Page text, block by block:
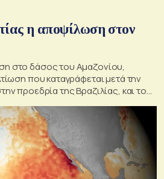
η αποψίλωση στον
στο δάσος του Αμαζονίου,
που καταγράφεται μετά την
προεδρία της Βραζιλίας, και του